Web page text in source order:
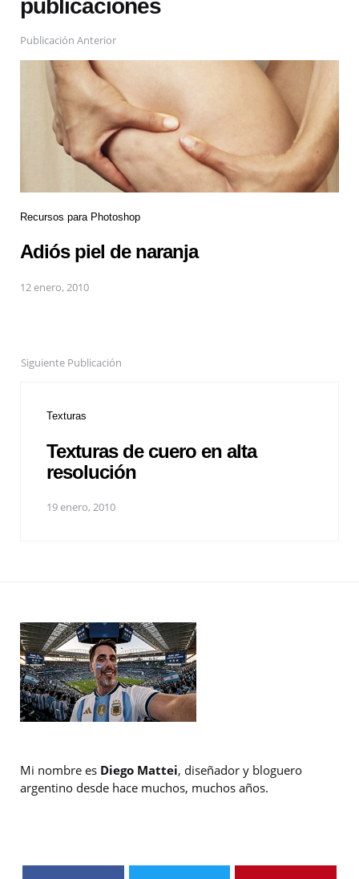
publicaciones
Publicación Anterior
Recursos para Photoshop
Adiós piel de naranja
12 enero, 2010
Siguiente Publicación
Texturas
Texturas de cuero en alta
resolución
19 enero, 2010
Mi nombre es Diego Mattei, diseñador y bloguero
argentino desde hace muchos, muchos años.